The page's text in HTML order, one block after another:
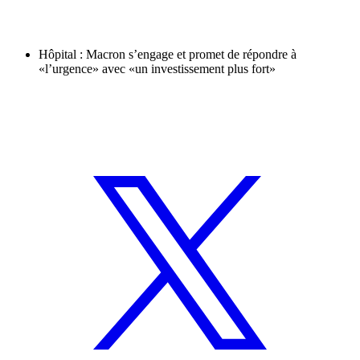
Hôpital : Macron s’engage et promet de répondre à
«l’urgence» avec «un investissement plus fort»